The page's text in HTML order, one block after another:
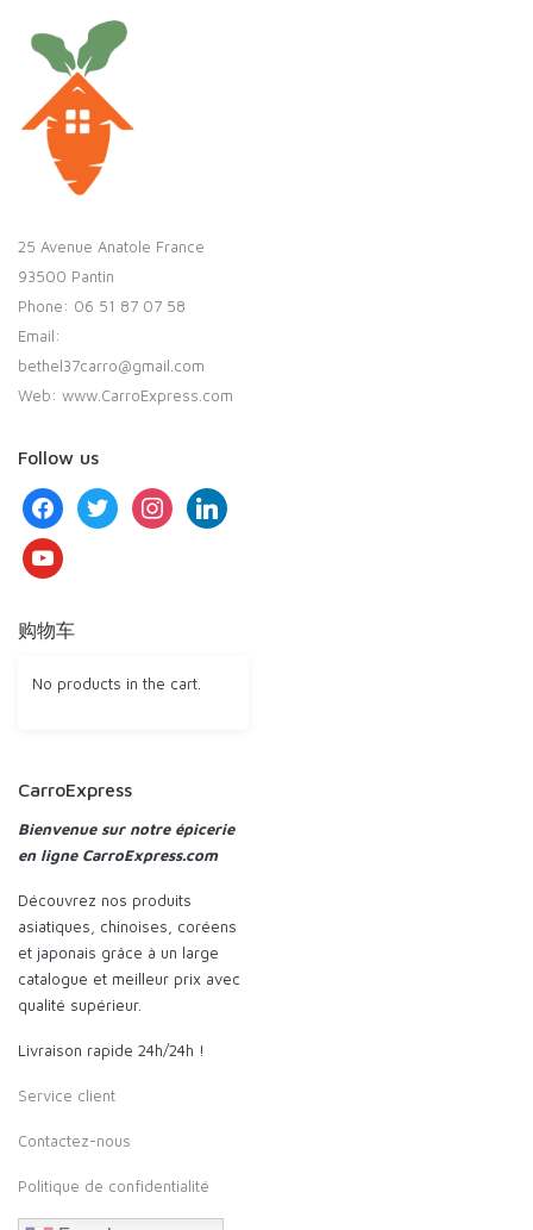
25 Avenue Anatole France
93500 Pantin
Phone: 06 51 87 07 58
Email:
bethel37carro@gmail.com
Web: www.CarroExpress.com
Follow us
facebooktwitter instagramlinkedin
youtube
购物车
No products in the cart.
CarroExpress
Bienvenue sur notre épicerie
en ligne CarroExpress.com
Découvrez nos produits
asiatiques, chinoises, coréens
et japonais grâce à un large
catalogue et meilleur prix avec
qualité supérieur.
Livraison rapide 24h/24h !
Service client
Contactez-nous
Politique de confidentialité